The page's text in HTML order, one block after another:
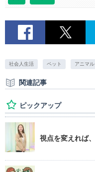
社会人生活 ペット アニマル
関連記事
ピックアップ
視点を変えれば